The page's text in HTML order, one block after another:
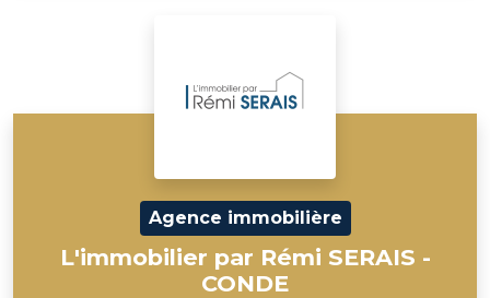
Agence immobilière
L'immobilier par Rémi SERAIS -
CONDE